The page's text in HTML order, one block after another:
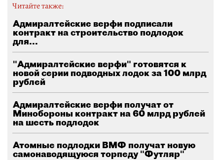
Читайте также:
Адмиралтейские верфи подписали
контракт на строительство подлодок
для...
"Адмиралтейские верфи" готовятся к
новой серии подводных лодок за 100 млрд
рублей
Адмиралтейские верфи получат от
Минобороны контракт на 60 млрд рублей
на шесть подлодок
Атомные подлодки ВМФ получат новую
самонаводящуюся торпеду "Футляр"